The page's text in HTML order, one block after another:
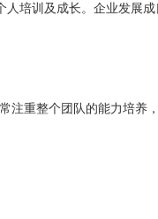
培训及成长。企业发展成
重整个团队的能力培养